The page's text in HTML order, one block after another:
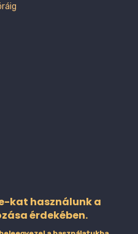
kat használunk a
érdekében.